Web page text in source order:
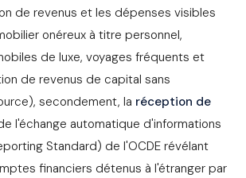
de revenus et les dépenses visibles
onéreux à titre personnel,
de luxe, voyages fréquents et
de revenus de capital sans
secondement, la réception de
l'échange automatique d'informations
Standard) de l'OCDE révélant
financiers détenus à l'étranger par